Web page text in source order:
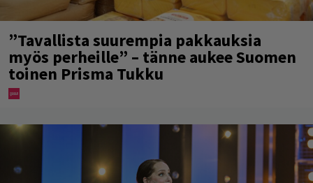
”Tavallista suurempia pakkauksia
myös perheille” – tänne aukee Suomen
toinen Prisma Tukku